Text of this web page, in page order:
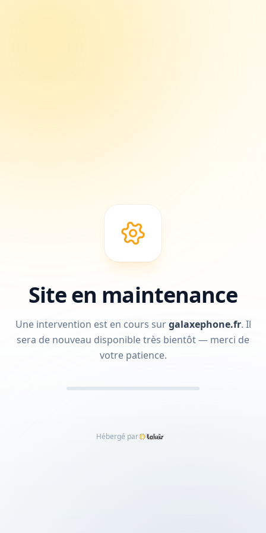
Site en maintenance
Une intervention est en cours surgalaxephone.fr. Il
sera de nouveau disponible très bientôt — merci de
votre patience.
Hébergé par